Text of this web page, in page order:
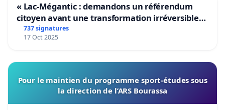
« Lac-Mégantic : demandons un référendum
citoyen avant une transformation irréversible
de notre territoire »
737 signatures
17 Oct 2025
Pour le maintien du programme sport-études sous
la direction de l’ARS Bourassa